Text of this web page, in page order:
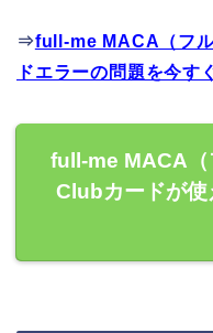
⇒full-me MACA（フ
ドエラーの問題を今す
full-me MACA（
Clubカードが使